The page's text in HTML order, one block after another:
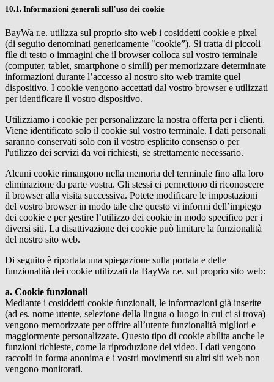
10.1. Informazioni generali sull'uso dei cookie
BayWa r.e. utilizza sul proprio sito web i cosiddetti cookie e pixel
(di seguito denominati genericamente "cookie”). Si tratta di piccoli
file di testo o immagini che il browser colloca sul vostro terminale
(computer, tablet, smartphone o simili) per memorizzare determinate
informazioni durante l’accesso al nostro sito web tramite quel
dispositivo. I cookie vengono accettati dal vostro browser e utilizzati
per identificare il vostro dispositivo.
Utilizziamo i cookie per personalizzare la nostra offerta per i clienti.
Viene identificato solo il cookie sul vostro terminale. I dati personali
saranno conservati solo con il vostro esplicito consenso o per
l'utilizzo dei servizi da voi richiesti, se strettamente necessario.
Alcuni cookie rimangono nella memoria del terminale fino alla loro
eliminazione da parte vostra. Gli stessi ci permettono di riconoscere
il browser alla visita successiva. Potete modificare le impostazioni
del vostro browser in modo tale che questo vi informi dell’impiego
dei cookie e per gestire l’utilizzo dei cookie in modo specifico per i
diversi siti. La disattivazione dei cookie può limitare la funzionalità
del nostro sito web.
Di seguito è riportata una spiegazione sulla portata e delle
funzionalità dei cookie utilizzati da BayWa r.e. sul proprio sito web:
a. Cookie funzionali
Mediante i cosiddetti cookie funzionali, le informazioni già inserite
(ad es. nome utente, selezione della lingua o luogo in cui ci si trova)
vengono memorizzate per offrire all’utente funzionalità migliori e
maggiormente personalizzate. Questo tipo di cookie abilita anche le
funzioni richieste, come la riproduzione dei video. I dati vengono
raccolti in forma anonima e i vostri movimenti su altri siti web non
vengono monitorati.